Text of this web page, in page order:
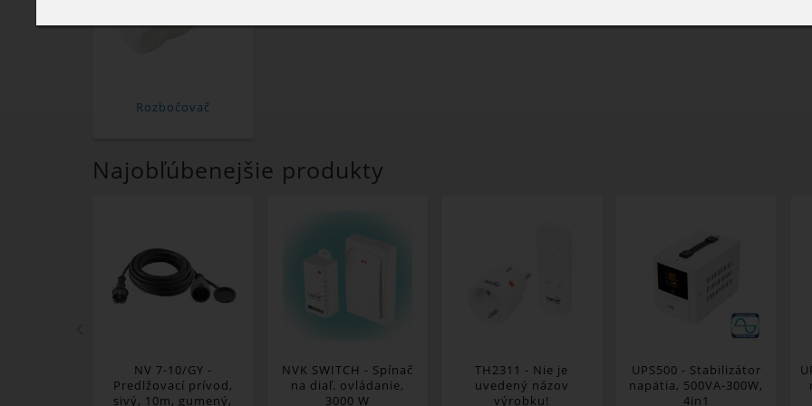
Rozbočovač
Najobľúbenejšie produkty
NV 7-10/GY -
Predlžovací prívod,
sivý, 10m, gumený,
NVK SWITCH - Spínač
na diaľ. ovládanie,
3000 W
TH2311 - Nie je
uvedený názov
výrobku!
UPS500 - Stabilizátor
napätia, 500VA-300W,
4in1